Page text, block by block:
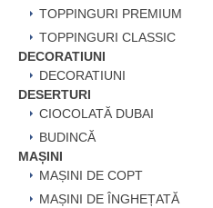
TOPPINGURI PREMIUM
TOPPINGURI CLASSIC
DECORATIUNI
DECORATIUNI
DESERTURI
CIOCOLATĂ DUBAI
BUDINCĂ
MAȘINI
MAȘINI DE COPT
MAȘINI DE ÎNGHEȚATĂ